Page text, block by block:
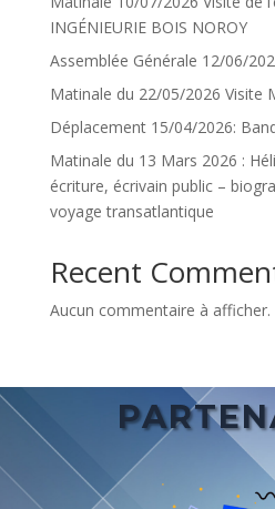
INGÉNIEURIE BOIS NOROY
Assemblée Générale 12/06/
Matinale du 22/05/2026 Visite
Déplacement 15/04/2026:
Matinale du 13 Mars 2026 :
écriture, écrivain public –
voyage transatlantique
Recent
Aucun commentaire à afficher.